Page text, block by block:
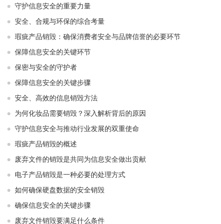
守护信息安全的重要力量
安全、合规与环保的综合考量
瑕疵产品销毁：确保消费者安全与品牌信誉的必要环节
保障信息安全的关键环节
保密与安全的守护者
保障信息安全的关键步骤
安全、高效的信息销毁方法
为何化妆品需要销毁？深入解析背后的原因
守护信息安全与推动行业发展的双重使命
瑕疵产品销毁的概述
废弃文件的销毁是共同为信息安全做出贡献
电子产品销毁是一种必要的处理方式
如何确保硬盘数据的安全销毁
确保信息安全的关键步骤
废弃文件销毁要满足什么条件